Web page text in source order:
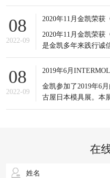
神，积极应对知识产
产权对企业经营发展
08
2022-09
2020年11月金凯荣获
2020年11月金凯荣获
是金凯多年来践行诚
更是金凯所有员工的
信誉是企业之基，生
08
2022-09
金凯参加了2019年6
古屋日本模具展。本
前新的市场发展情况
研发等方面的综合实
在